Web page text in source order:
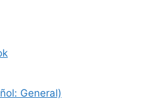
General)